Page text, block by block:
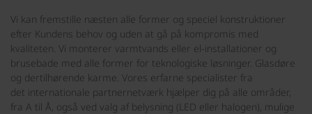
Vi kan fremstille næsten alle former og speciel konstruktioner
efter Kundens behov og uden at gå på kompromis med
kvaliteten. Vi monterer varmtvands eller el-installationer og
brusebade med alle former for teknologiske løsninger. Glasdøre
og dertilhørende karme. Vores erfarne specialister fra
det internationale partnernetværk hjælper dig på alle områder,
fra A til Å, også ved valg af belysning (LED eller halogen), mulige